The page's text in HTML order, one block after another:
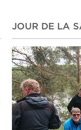
JOUR DE LA